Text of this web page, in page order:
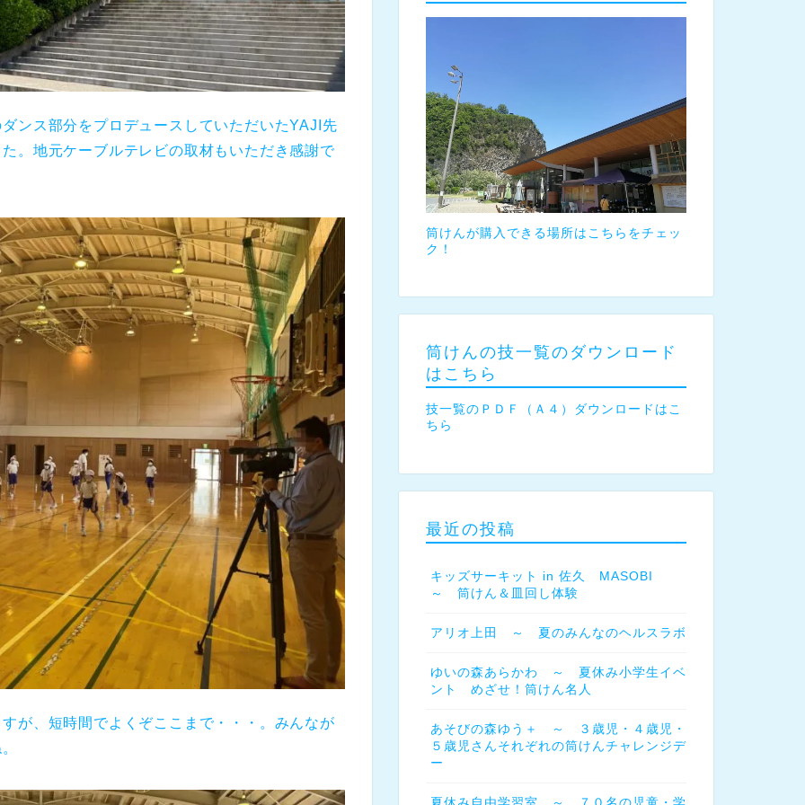
ンス部分をプロデュースしていただいたYAJI先
。地元ケーブルテレビの取材もいただき感謝で
が、短時間でよくぞここまで・・・。みんなが
筒けんが購入できる場所はこちらをチェッ
ク！
筒けんの技一覧のダウンロード
はこちら
技一覧のＰＤＦ（Ａ４）ダウンロードはこ
ちら
最近の投稿
キッズサーキット in 佐久 MASOBI
～ 筒けん＆皿回し体験
アリオ上田 ～ 夏のみんなのヘルスラボ
ゆいの森あらかわ ～ 夏休み小学生イベ
ント めざせ！筒けん名人
あそびの森ゆう＋ ～ ３歳児・４歳児・
５歳児さんそれぞれの筒けんチャレンジデ
ー